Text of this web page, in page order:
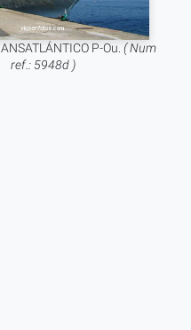
P-Ou.( Num
ref.: 5948d )